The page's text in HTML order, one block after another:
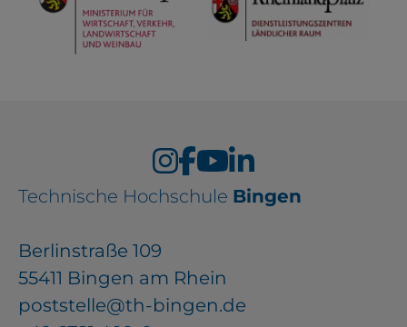
Technische Hochschule Bingen
Berlinstraße 109
55411 Bingen am Rhein
poststelle@th-bingen.de